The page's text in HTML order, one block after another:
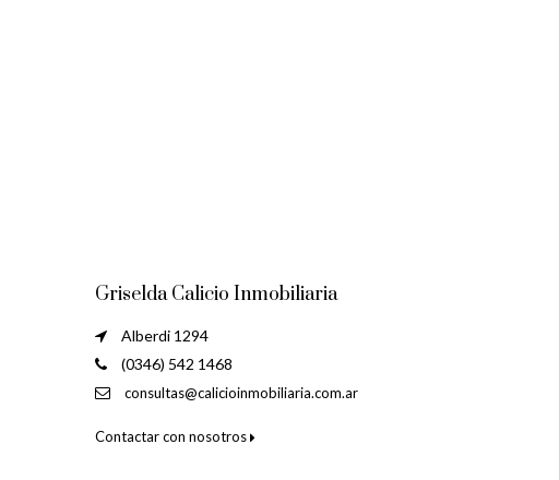
Griselda Calicio Inmobiliaria
Alberdi 1294
(0346) 542 1468
consultas@calicioinmobiliaria.com.ar
Contactar con nosotros